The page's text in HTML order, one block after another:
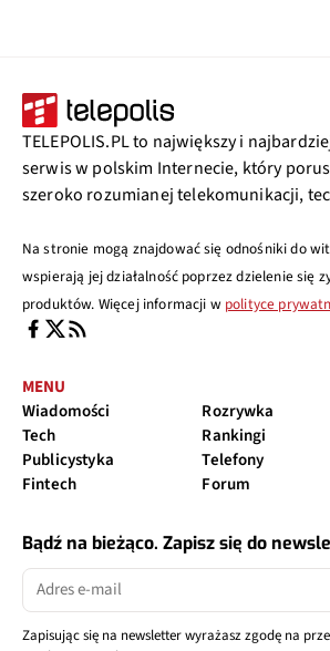
TELEPOLIS.PL to największy i
serwis w polskim Internecie, który
szeroko rozumianej telekomunikacji,
Na stronie mogą znajdować się odnośniki do
wspierają jej działalność poprzez dzielenie się
produktów. Więcej informacji w polityce
MENU
Wiadomości
Tech
Publicystyka
Fintech
Rozrywka
Rankingi
Telefony
Forum
Bądź na bieżąco. Zapisz się do
Zapisując się na newsletter wyrażasz zgodę na